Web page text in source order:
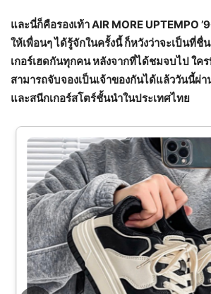
และนี่ก็คือรองเท้าAIR MORE UPTEMPO
ให้เพื่อนๆ ได้รู้จักในครั้งนี้ ก็หวังว่าจะเป็นที่ชื่
เกอร์เฮดกันทุกคน หลังจากที่ได้ชมจบไป ใค
สามารถจับจองเป็นเจ้าของกันได้แล้ววันนี้ผ่
และสนีกเกอร์สโตร์ชั้นนำในประเทศไทย